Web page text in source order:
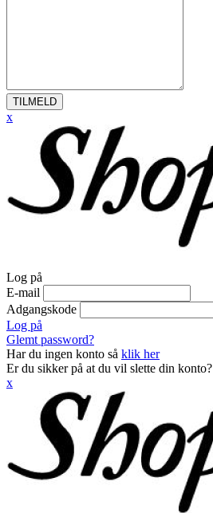
TILMELD
x
Log på
E-mail
Adgangskode
Log på
Glemt password?
Har du ingen konto så klik her
Er du sikker på at du vil slette din konto?
x